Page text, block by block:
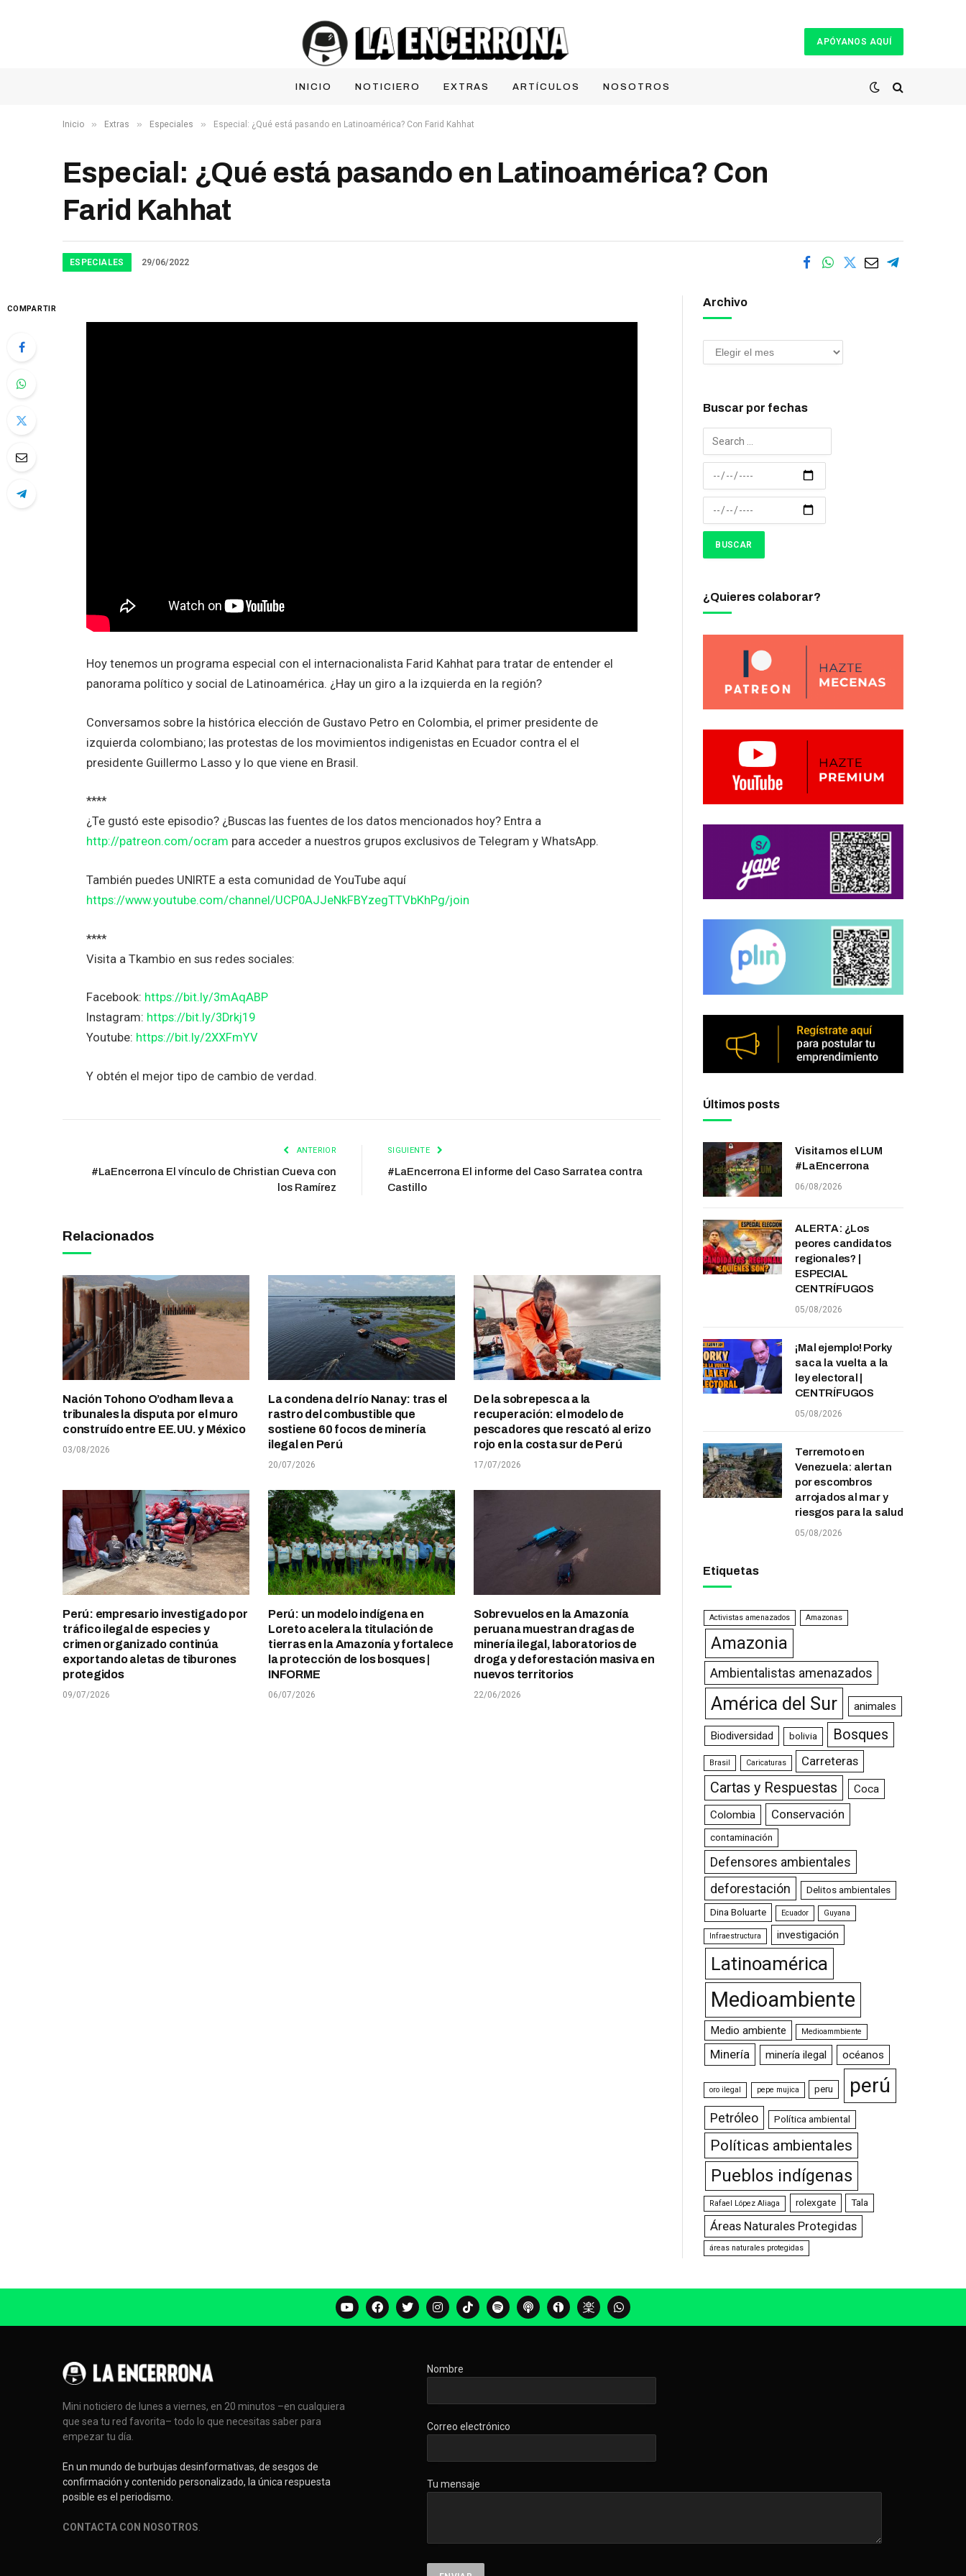
APÓYANOS AQUÍ
INICIO NOTICIERO EXTRAS ARTÍCULOS NOSOTROS
Inicio » Extras » Especiales » Especial: ¿Qué está pasando en Latinoamérica? Con Farid Kahhat
Especial: ¿Qué está pasando en Latinoamérica? Con
Farid Kahhat
ESPECIALES 29/06/2022
COMPARTIR
Hoy tenemos un programa especial con el internacionalista Farid Kahhat para tratar de entender el
panorama político y social de Latinoamérica. ¿Hay un giro a la izquierda en la región?
Conversamos sobre la histórica elección de Gustavo Petro en Colombia, el primer presidente de
izquierda colombiano; las protestas de los movimientos indigenistas en Ecuador contra el el
presidente Guillermo Lasso y lo que viene en Brasil.
****
¿Te gustó este episodio? ¿Buscas las fuentes de los datos mencionados hoy? Entra a
http://patreon.com/ocram para acceder a nuestros grupos exclusivos de Telegram y WhatsApp.
También puedes UNIRTE a esta comunidad de YouTube aquí
https://www.youtube.com/channel/UCP0AJJeNkFBYzegTTVbKhPg/join
****
Visita a Tkambio en sus redes sociales:
Facebook: https://bit.ly/3mAqABP
Instagram: https://bit.ly/3Drkj19
Youtube: https://bit.ly/2XXFmYV
Y obtén el mejor tipo de cambio de verdad.
ANTERIOR
#LaEncerrona El vínculo de Christian Cueva con
los Ramírez
SIGUIENTE
#LaEncerrona El informe del Caso Sarratea contra
Castillo
Relacionados
Nación Tohono O’odham lleva a
tribunales la disputa por el muro
construído entre EE.UU. y México
03/08/2026
La condena del río Nanay: tras el
rastro del combustible que
sostiene 60 focos de minería
ilegal en Perú
20/07/2026
De la sobrepesca a la
recuperación: el modelo de
pescadores que rescató al erizo
rojo en la costa sur de Perú
17/07/2026
Perú: empresario investigado por
tráfico ilegal de especies y
crimen organizado continúa
exportando aletas de tiburones
protegidos
09/07/2026
Perú: un modelo indígena en
Loreto acelera la titulación de
tierras en la Amazonía y fortalece
la protección de los bosques |
INFORME
06/07/2026
Sobrevuelos en la Amazonía
peruana muestran dragas de
minería ilegal, laboratorios de
droga y deforestación masiva en
nuevos territorios
22/06/2026
Archivo
Buscar por fechas
¿Quieres colaborar?
Últimos posts
Visitamos el LUM
#LaEncerrona
06/08/2026
ALERTA: ¿Los
peores candidatos
regionales? |
ESPECIAL
CENTRÍFUGOS
05/08/2026
¡Mal ejemplo! Porky
saca la vuelta a la
ley electoral |
CENTRÍFUGOS
05/08/2026
Terremoto en
Venezuela: alertan
por escombros
arrojados al mar y
riesgos para la salud
05/08/2026
Etiquetas
Activistas amenazados Amazonas
Amazonia
Ambientalistas amenazados
América del Sur animales
Biodiversidad bolivia Bosques
Brasil Caricaturas Carreteras
Cartas y Respuestas
Coca
Colombia
Conservación
contaminación
Defensores ambientales
deforestación
Delitos ambientales
Dina Boluarte Ecuador Guyana
Infraestructura investigación
Latinoamérica
Medioambiente
Medio ambiente Medioammbiente
Minería minería ilegal océanos
oro ilegal pepe mujica peru perú
Petróleo Política ambiental
Políticas ambientales
Pueblos indígenas
Rafael López Aliaga rolexgate Tala
Áreas Naturales Protegidas
áreas naturales protegidas
Mini noticiero de lunes a viernes, en 20 minutos –en cualquiera
que sea tu red favorita– todo lo que necesitas saber para
empezar tu día.
En un mundo de burbujas desinformativas, de sesgos de
confirmación y contenido personalizado, la única respuesta
posible es el periodismo.
CONTACTA CON NOSOTROS
Nombre
Correo electrónico
Tu mensaje